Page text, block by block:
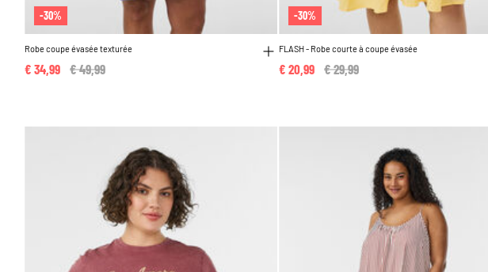
-30%
Robe coupe évasée texturée
Price reduced from
€ 49,99
€ 34,99
-30%
FLASH - Robe courte à coupe évasée
Price reduced from
€ 29,99
€ 20,99